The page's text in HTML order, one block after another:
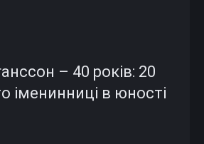
– 40 років: 20
іменинниці в юності